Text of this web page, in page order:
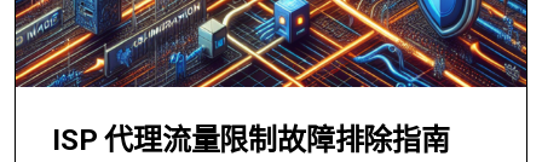
ISP 代理流量限制故障排除指南